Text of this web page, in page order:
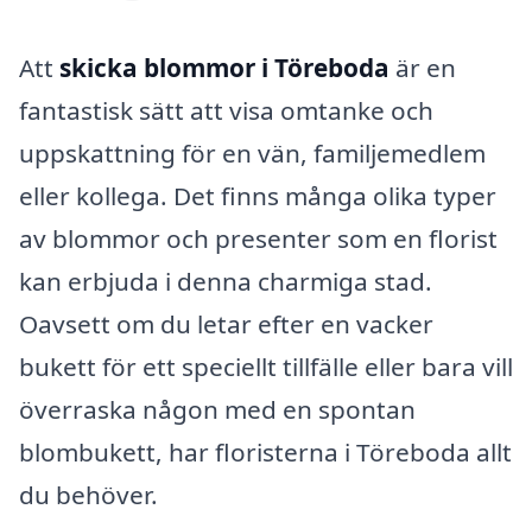
Att skicka blommor i Töreboda är en
fantastisk sätt att visa omtanke och
uppskattning för en vän, familjemedlem
eller kollega. Det finns många olika typer
av blommor och presenter som en florist
kan erbjuda i denna charmiga stad.
Oavsett om du letar efter en vacker
bukett för ett speciellt tillfälle eller bara vill
överraska någon med en spontan
blombukett, har floristerna i Töreboda allt
du behöver.